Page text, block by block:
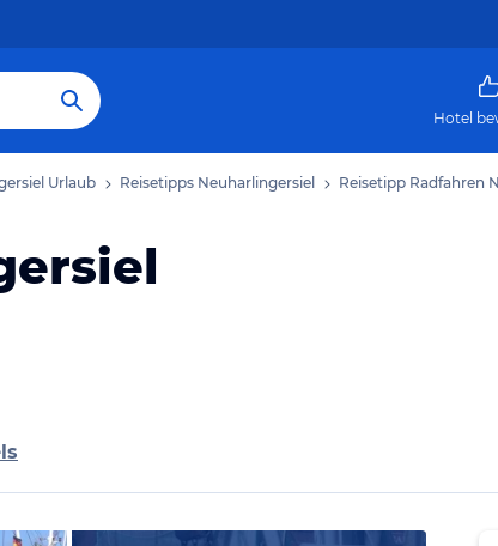
Hotel
Urlaub Reisetipps Neuharlingersiel Reisetipp Radfahren